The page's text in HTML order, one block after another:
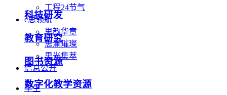
工程24节气
e思领航
思韵华章
思澜璀璨
思光集萃
信息公开
学生
科技研发
教育研究
图书资源
数字化教学资源